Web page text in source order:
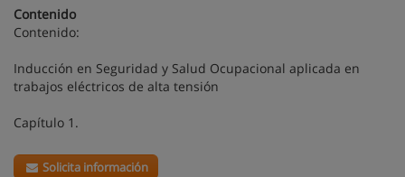
Contenido
Contenido:
Inducción en Seguridad y Salud Ocupacional aplicada en
trabajos eléctricos de alta tensión
Capítulo 1.
Solicita información